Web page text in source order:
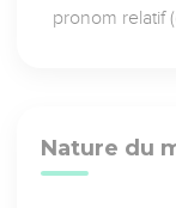
pronom relatif
Nature du